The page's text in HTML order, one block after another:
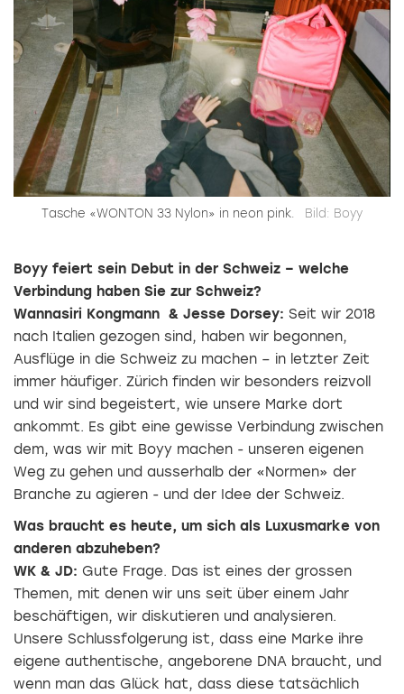
Tasche «WONTON 33 Nylon» in neon pink. Bild: Boyy
Boyy feiert sein Debut in der Schweiz – welche
Verbindung haben Sie zur Schweiz?
Wannasiri Kongmann & Jesse Dorsey: Seit wir 2018
nach Italien gezogen sind, haben wir begonnen,
Ausflüge in die Schweiz zu machen – in letzter Zeit
immer häufiger. Zürich finden wir besonders reizvoll
und wir sind begeistert, wie unsere Marke dort
ankommt. Es gibt eine gewisse Verbindung zwischen
dem, was wir mit Boyy machen - unseren eigenen
Weg zu gehen und ausserhalb der «Normen» der
Branche zu agieren - und der Idee der Schweiz.
Was braucht es heute, um sich als Luxusmarke von
anderen abzuheben?
WK & JD: Gute Frage. Das ist eines der grossen
Themen, mit denen wir uns seit über einem Jahr
beschäftigen, wir diskutieren und analysieren.
Unsere Schlussfolgerung ist, dass eine Marke ihre
eigene authentische, angeborene DNA braucht, und
wenn man das Glück hat, dass diese tatsächlich